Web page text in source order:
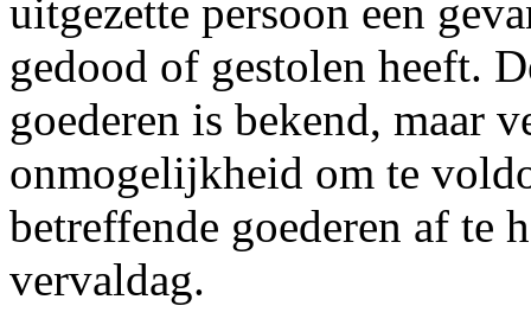
uitgezette persoon een
gedood of gestolen heeft.
goederen is bekend, maar
onmogelijkheid om te
betreffende goederen af te
vervaldag.